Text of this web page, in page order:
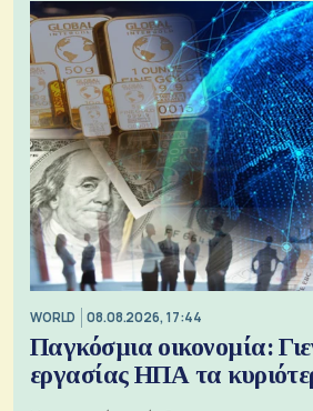
WORLD 08.08.2026, 17:44
Παγκόσμια οικονομία:
εργασίας ΗΠΑ τα